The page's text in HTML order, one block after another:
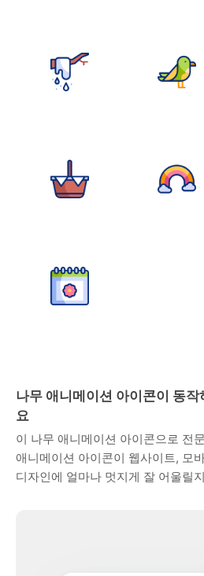
나무 애니메이션 아이콘이 동작
요
이 나무 애니메이션 아이콘으로 전
애니메이션 아이콘이 웹사이트, 모
디자인에 얼마나 멋지게 잘 어울릴